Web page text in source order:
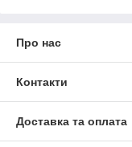
Про нас
Контакти
Доставка та оплата